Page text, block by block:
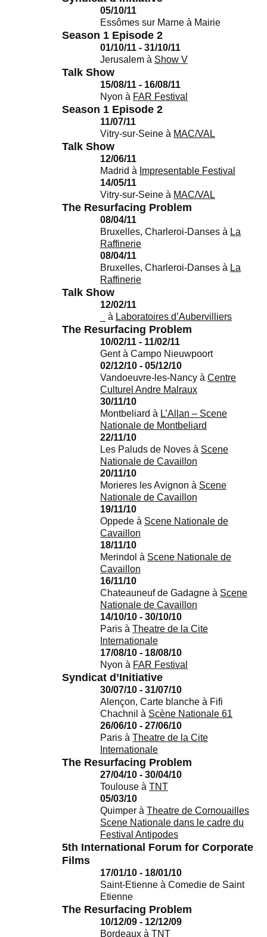
05/10/11
Essômes sur Marne à Mairie
Season 1 Episode 2
01/10/11 - 31/10/11
Jerusalem à Show V
Talk Show
15/08/11 - 16/08/11
Nyon à FAR Festival
Season 1 Episode 2
11/07/11
Vitry-sur-Seine à MAC/VAL
Talk Show
12/06/11
Madrid à Impresentable Festival
14/05/11
Vitry-sur-Seine à MAC/VAL
The Resurfacing Problem
08/04/11
Bruxelles, Charleroi-Danses à La
Raffinerie
08/04/11
Bruxelles, Charleroi-Danses à La
Raffinerie
Talk Show
12/02/11
à Laboratoires d’Aubervilliers
The Resurfacing Problem
10/02/11 - 11/02/11
Gent à Campo Nieuwpoort
02/12/10 - 05/12/10
Vandoeuvre-les-Nancy à Centre
Culturel Andre Malraux
30/11/10
Montbeliard à L’Allan – Scene
Nationale de Montbeliard
22/11/10
Les Paluds de Noves à Scene
Nationale de Cavaillon
20/11/10
Morieres les Avignon à Scene
Nationale de Cavaillon
19/11/10
Oppede à Scene Nationale de
Cavaillon
18/11/10
Merindol à Scene Nationale de
Cavaillon
16/11/10
Chateauneuf de Gadagne à Scene
Nationale de Cavaillon
14/10/10 - 30/10/10
Paris à Theatre de la Cite
Internationale
17/08/10 - 18/08/10
Nyon à FAR Festival
Syndicat d’Initiative
30/07/10 - 31/07/10
Alençon, Carte blanche à Fifi
Chachnil à Scène Nationale 61
26/06/10 - 27/06/10
Paris à Theatre de la Cite
Internationale
The Resurfacing Problem
27/04/10 - 30/04/10
Toulouse à TNT
05/03/10
Quimper à Theatre de Cornouailles
Scene Nationale dans le cadre du
Festival Antipodes
5th International Forum for Corporate
Films
17/01/10 - 18/01/10
Saint-Etienne à Comedie de Saint
Etienne
The Resurfacing Problem
10/12/09 - 12/12/09
Bordeaux à TNT